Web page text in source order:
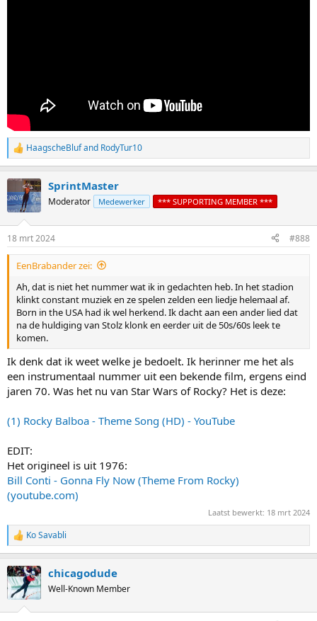
R
e
t
i
s
:
HaagscheBlufand RodyTur10
SprintMaster
Moderator Medewerker *** SUPPORTING MEMBER ***
18 mrt 2024 #888
EenBrabander zei:
Ah, dat is niet het nummer wat ik in gedachten heb. In het stadion
klinkt constant muziek en ze spelen zelden een liedje helemaal af.
Born in the USA had ik wel herkend. Ik dacht aan een ander lied dat
na de huldiging van Stolz klonk en eerder uit de 50s/60s leek te
komen.
Ik denk dat ik weet welke je bedoelt. Ik herinner me het als
een instrumentaal nummer uit een bekende film, ergens eind
jaren 70. Was het nu van Star Wars of Rocky? Het is deze:
(1) Rocky Balboa - Theme Song (HD) - YouTube
EDIT:
Het origineel is uit 1976:
Bill Conti - Gonna Fly Now (Theme From Rocky)
(youtube.com)
Laatst bewerkt: 18 mrt 2024
R
e
c
t
i
Ko Savabli
chicagodude
Well-Known Member